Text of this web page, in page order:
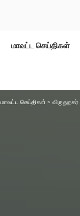
மாவட்ட செய்திகள்
மாவட்ட செய்திகள் > விருதுநகர்